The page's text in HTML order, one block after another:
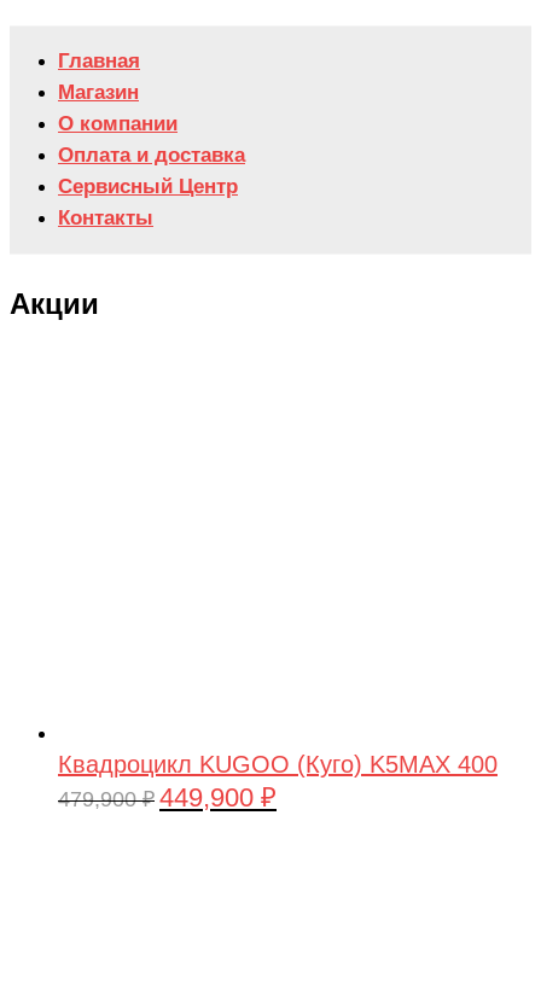
Главная
Магазин
О компании
Оплата и доставка
Сервисный Центр
Контакты
Акции
Квадроцикл KUGOO (Куго) K5MAX 400
479,900₽ Первоначальная
449,900 ₽